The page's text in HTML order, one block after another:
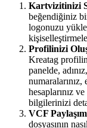
Kartvizitinizi
beğendiğiniz
logonuzu
Profilinizi
Kreatag
panelde,
hesaplarınız
bilgilerinizi
VCF
dosyasının